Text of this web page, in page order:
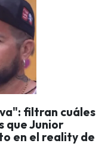
filtran cuáles
que Junior
en el reality de